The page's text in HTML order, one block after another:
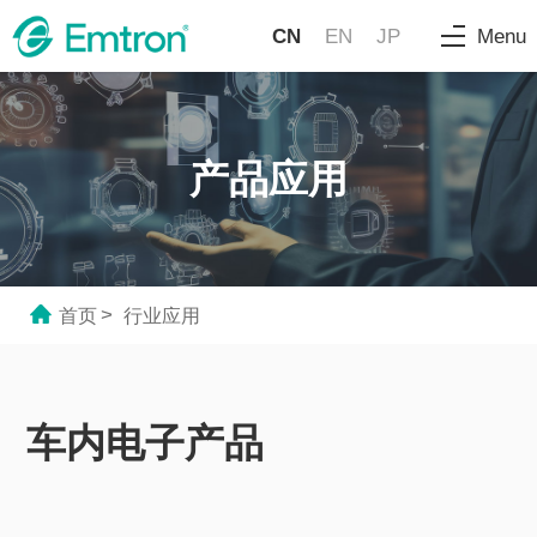
CN EN JP Menu
产品应用
首页 > 行业应用
车内电子产品